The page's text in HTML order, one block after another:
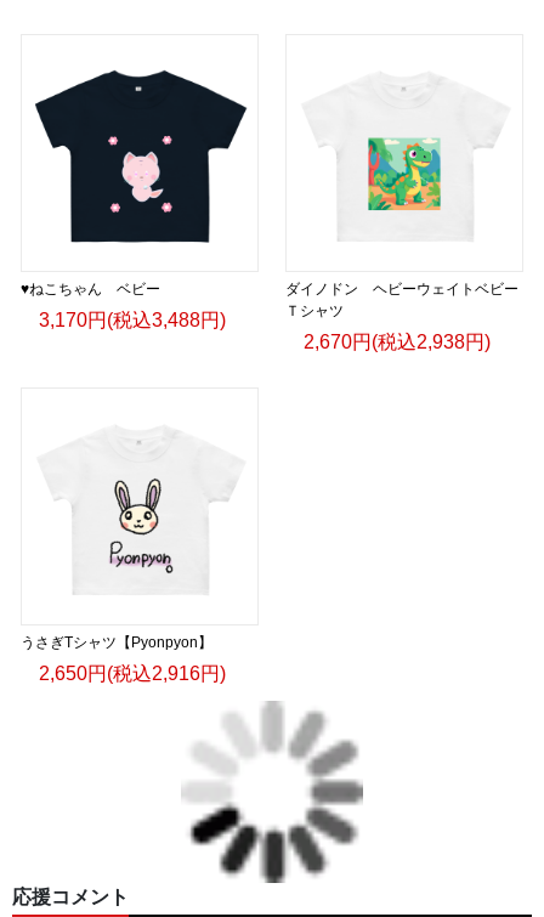
♥ねこちゃん ベビー
3,170円(税込3,488円)
ダイノドン ヘビーウェイトベビー
Ｔシャツ
2,670円(税込2,938円)
うさぎTシャツ【Pyonpyon】
2,650円(税込2,916円)
応援コメント